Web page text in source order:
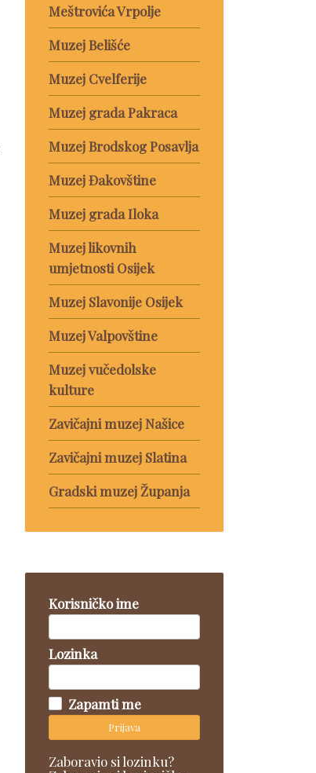
Meštrovića Vrpolje
Muzej Belišće
Muzej Cvelferije
Muzej grada Pakraca
Muzej Brodskog Posavlja
Muzej Đakovštine
Muzej grada Iloka
Muzej likovnih
umjetnosti Osijek
Muzej Slavonije Osijek
Muzej Valpovštine
Muzej vučedolske
kulture
Zavičajni muzej Našice
Zavičajni muzej Slatina
Gradski muzej Županja
Korisničko ime
Lozinka
Zapamti me
Prijava
Zaboravio si lozinku?